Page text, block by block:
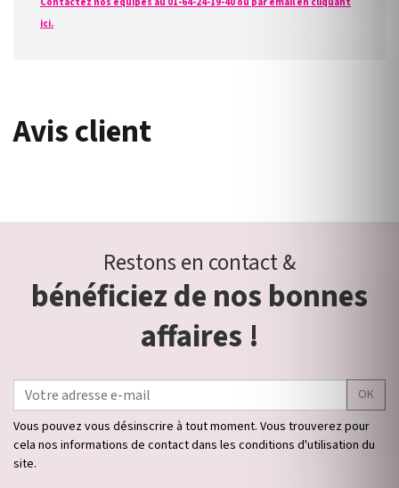
ici.
Avis client
Restons en contact &
bénéficiez de nos bonnes
affaires !
OK
Vous pouvez vous désinscrire à tout moment. Vous trouverez pour
cela nos informations de contact dans les conditions d'utilisation du
site.